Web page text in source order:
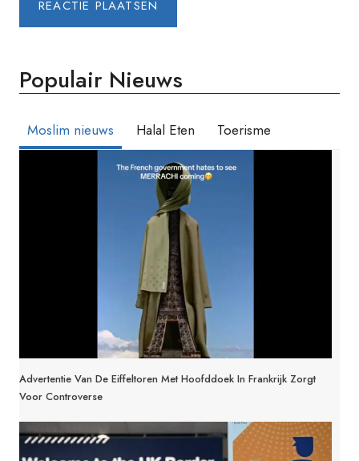
Populair Nieuws
Moslim nieuws Halal Eten Toerisme
Advertentie Van De Eiffeltoren Met Hoofddoek In Frankrijk Zorgt
Voor Controverse